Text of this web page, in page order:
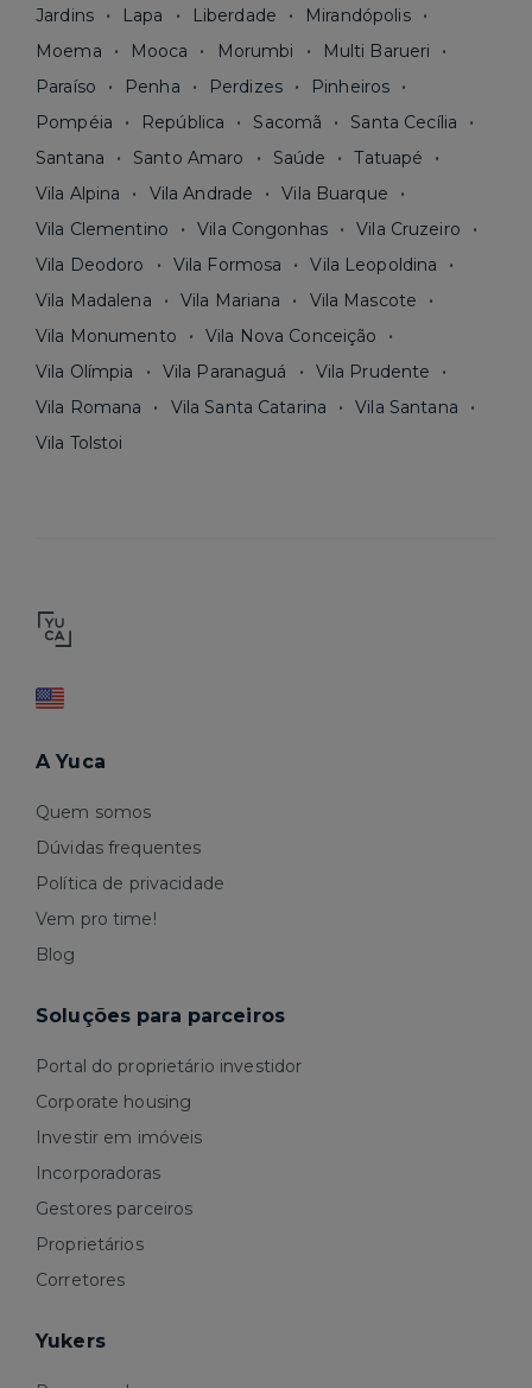
Jardins
Lapa Liberdade
Mirandópolis
Moema
Mooca Morumbi
Multi Barueri
Paraíso
Penha Perdizes
Pinheiros
Pompéia
República Sacomã
Santa Cecília
Santana
Santo Amaro Saúde
Tatuapé
Vila Alpina
Vila Andrade
Vila Buarque
Vila Clementino
Vila Congonhas
Vila Cruzeiro
Vila Deodoro
Vila Formosa
Vila Leopoldina
Vila Madalena
Vila Mariana
Vila Mascote
Vila Monumento
Vila Nova Conceição
Vila Olímpia
Vila Paranaguá
Vila Prudente
Vila Romana
Vila Santa Catarina
Vila Santana
Vila Tolstoi
A Yuca
Quem somos
Dúvidas frequentes
Política de privacidade
Vem pro time!
Blog
Soluções para parceiros
Portal do proprietário investidor
Corporate housing
Investir em imóveis
Incorporadoras
Gestores parceiros
Proprietários
Corretores
Yukers